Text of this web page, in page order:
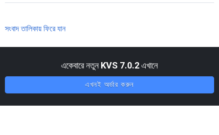
সংবাদ তালিকায় ফিরে যান
একেবারে নতুন KVS 7.0.2এখানে
এখনই অর্ডার করুন